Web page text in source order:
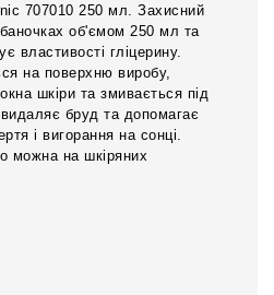
707010 250 мл. Захисний
об'ємом 250 мл та
властивості гліцерину.
на поверхню виробу,
шкіри та змивається під
бруд та допомагає
і вигорання на сонці.
можна на шкіряних